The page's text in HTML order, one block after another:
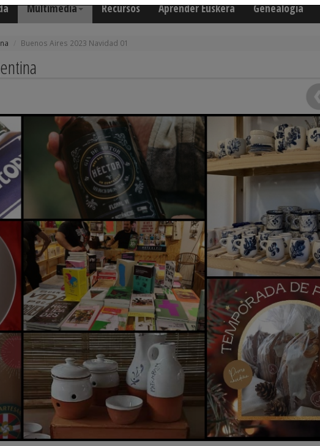
Multimedia Recursos Aprender Euskera Genealogía
Buenos Aires 2023 Navidad 01